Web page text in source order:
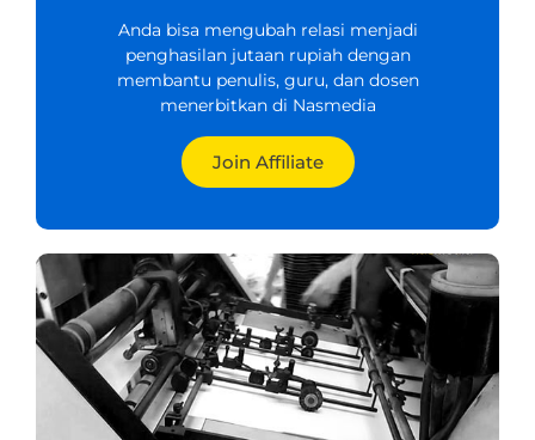
Anda bisa mengubah relasi menjadi
penghasilan jutaan rupiah dengan
membantu penulis, guru, dan dosen
menerbitkan di Nasmedia
Join Affiliate